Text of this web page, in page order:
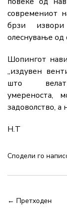
современиот
брзи
олеснување од
Шопингот
„издувен
што
умереноста,
задоволство, а
Н.Т
Сподели го
← Претходен